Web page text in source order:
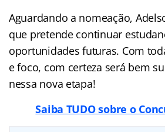
Aguardando a nomeação,
que pretende continuar
oportunidades futuras. Com
e foco, com certeza será bem
nessa nova etapa!
Saiba TUDO sobre o